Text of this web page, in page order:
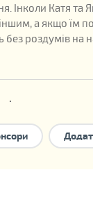
Інколи Катя та
а якщо їм
без роздумів на
2009
в державній